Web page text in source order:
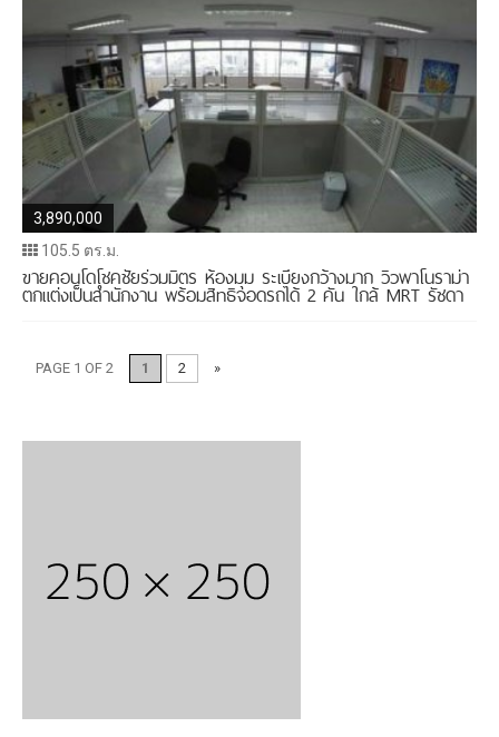
3,890,000
105.5 ตร.ม.
ขายคอนโดโชคชัยร่วมมิตร ห้องมุม ระเบียงกว้างมาก วิวพาโนราม่า
ตกแต่งเป็นสำนักงาน พร้อมสิทธิจอดรถได้ 2 คัน ใกล้ MRT รัชดา
นำทางโพสต์
PAGE 1 OF 2 1 2 »